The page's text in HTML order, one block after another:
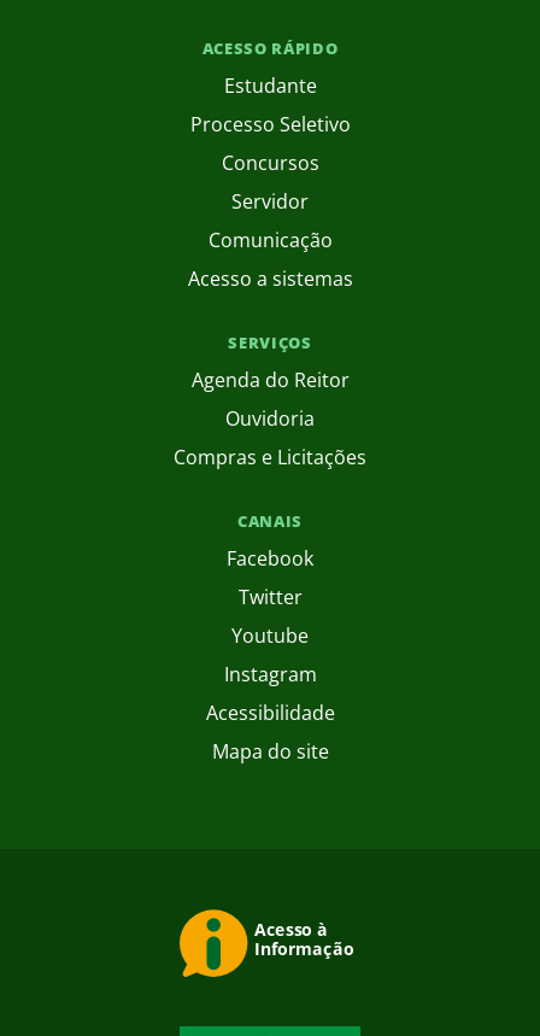
ACESSO RÁPIDO
Estudante
Processo Seletivo
Concursos
Servidor
Comunicação
Acesso a sistemas
SERVIÇOS
Agenda do Reitor
Ouvidoria
Compras e Licitações
CANAIS
Facebook
Twitter
Youtube
Instagram
Acessibilidade
Mapa do site